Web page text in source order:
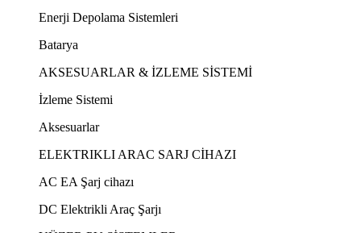
Enerji Depolama Sistemleri
Batarya
AKSESUARLAR & İZLEME SİSTEMİ
İzleme Sistemi
Aksesuarlar
ELEKTRIKLI ARAC SARJ CİHAZI
AC EA Şarj cihazı
DC Elektrikli Araç Şarjı